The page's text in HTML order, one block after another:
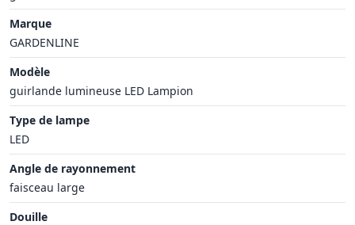
Marque
GARDENLINE
Modèle
guirlande lumineuse LED Lampion
Type de lampe
LED
Angle de rayonnement
faisceau large
Douille